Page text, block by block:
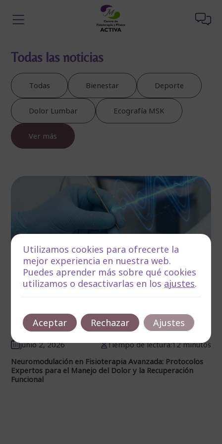
Todas las noticias
Todas Bienestar Deporte
Dolor Lumbar Ecografía MSK
Ver más
junio 2, 2026
Tiempo de lectura:12 minutos
Neuromodulación en Fisioterapia Avanzada: Protocolos
Expertos para el Manejo del Dolor y la Recuperación
Funcional
Utilizamos cookies para ofrecerte la
mejor experiencia en nuestra web.
Puedes aprender más sobre qué cookies
utilizamos o desactivarlas en los ajustes.
Aceptar Rechazar Ajustes